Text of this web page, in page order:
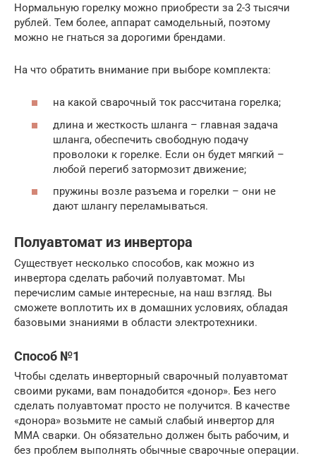
Нормальную горелку можно приобрести за 2-3 тысячи
рублей. Тем более, аппарат самодельный, поэтому
можно не гнаться за дорогими брендами.
На что обратить внимание при выборе комплекта:
на какой сварочный ток рассчитана горелка;
длина и жесткость шланга – главная задача
шланга, обеспечить свободную подачу
проволоки к горелке. Если он будет мягкий –
любой перегиб затормозит движение;
пружины возле разъема и горелки – они не
дают шлангу переламываться.
Полуавтомат из инвертора
Существует несколько способов, как можно из
инвертора сделать рабочий полуавтомат. Мы
перечислим самые интересные, на наш взгляд. Вы
сможете воплотить их в домашних условиях, обладая
базовыми знаниями в области электротехники.
Способ №1
Чтобы сделать инверторный сварочный полуавтомат
своими руками, вам понадобится «донор». Без него
сделать полуавтомат просто не получится. В качестве
«донора» возьмите не самый слабый инвертор для
ММА сварки. Он обязательно должен быть рабочим, и
без проблем выполнять обычные сварочные операции.